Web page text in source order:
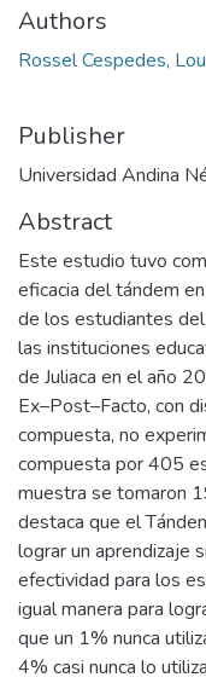
Authors
Rossel Cespedes,
Publisher
Universidad Andina
Abstract
Este estudio tuvo
eficacia del tándem
de los estudiantes
las instituciones
de Juliaca en el año
Ex–Post–Facto, con
compuesta, no
compuesta por 405
muestra se tomaron
destaca que el
lograr un aprendizaje
efectividad para los
igual manera para
que un 1% nunca
4% casi nunca lo